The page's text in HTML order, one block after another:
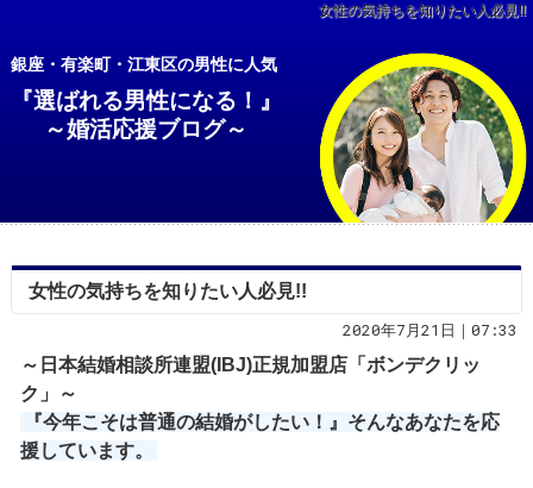
女性の気持ちを知りたい人必見!!
銀座・有楽町・江東区の男性に人気
『選ばれる男性になる！』
～婚活応援ブログ～
女性の気持ちを知りたい人必見!!
2020年7月21日｜07:33
～日本結婚相談所連盟(IBJ)正規加盟店「ボンデクリッ
ク」～
『今年こそは普通の結婚がしたい！』そんなあなたを応
援しています。